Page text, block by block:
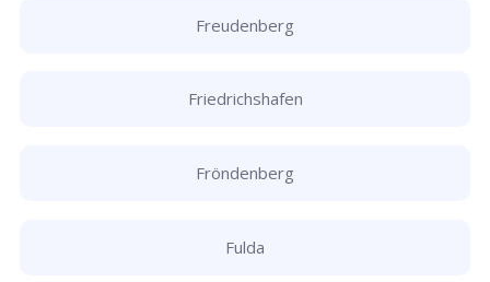
Freudenberg
Friedrichshafen
Fröndenberg
Fulda